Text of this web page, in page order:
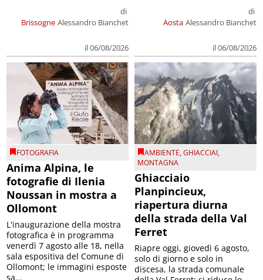
Brissogne
di
Alessandro Bianchet
il 06/08/2026
Aosta
di
Alessandro Bianchet
il 06/08/2026
FOTOGRAFIA
Anima Alpina, le
fotografie di Ilenia
Noussan in mostra a
Ollomont
L'inaugurazione della mostra
fotografica è in programma
venerdì 7 agosto alle 18, nella
sala espositiva del Comune di
Ollomont; le immagini esposte
sa...
AMBIENTE,GHIACCIAI,
MONTAGNA
Ghiacciaio
Planpincieux,
riapertura diurna
della strada della Val
Ferret
Riapre oggi, giovedì 6 agosto,
solo di giorno e solo in
discesa, la strada comunale